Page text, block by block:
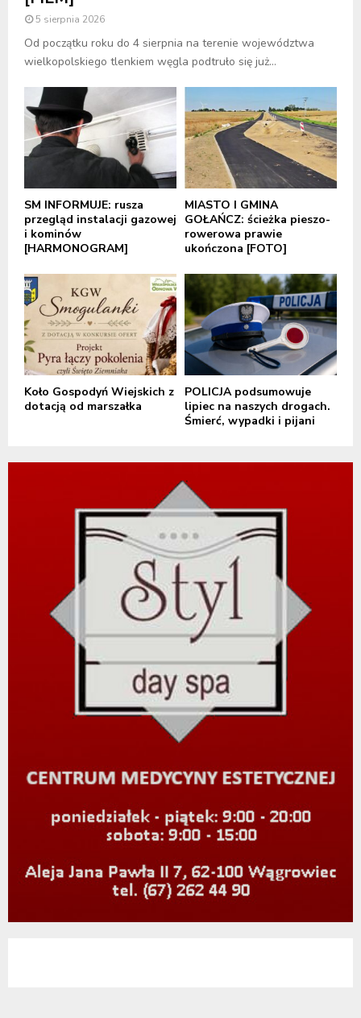
5 sierpnia 2026
Od początku roku do 4 sierpnia na terenie województwa
wielkopolskiego tlenkiem węgla podtruło się już...
SM INFORMUJE: rusza
przegląd instalacji gazowej
i kominów
[HARMONOGRAM]
MIASTO I GMINA
GOŁAŃCZ: ścieżka pieszo-
rowerowa prawie
ukończona [FOTO]
Koło Gospodyń Wiejskich z
dotacją od marszałka
POLICJA podsumowuje
lipiec na naszych drogach.
Śmierć, wypadki i pijani